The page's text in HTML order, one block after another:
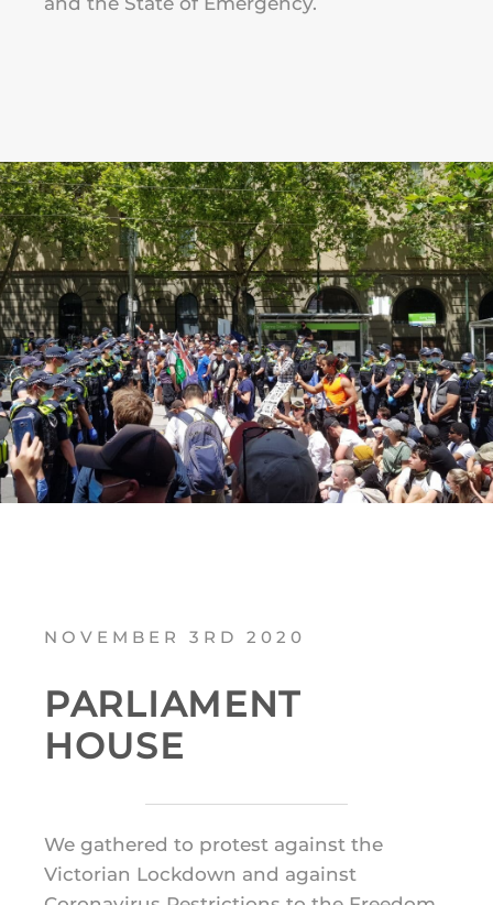
implementation of COVID Normal,
NOVEMBER 3RD 2020
HOUSE